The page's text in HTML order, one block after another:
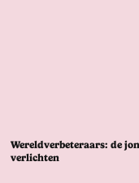
Wereldverbeteraars: de
verlichten